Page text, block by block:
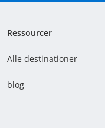
Ressourcer
Alle destinationer
blog